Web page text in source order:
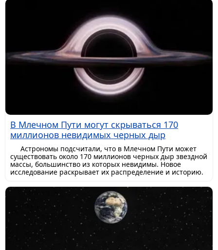
В Млечном Пути могут скрываться 170
миллионов невидимых черных дыр
Астрономы подсчитали, что в Млечном Пути может
существовать около 170 миллионов черных дыр звездной
массы, большинство из которых невидимы. Новое
исследование раскрывает их распределение и историю.